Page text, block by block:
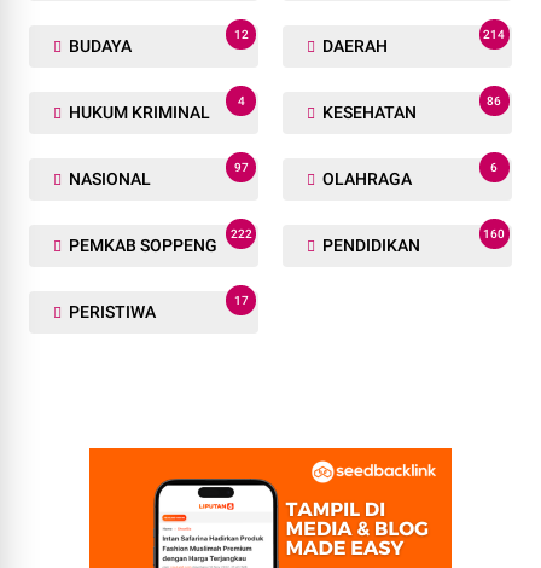
BUDAYA
12
DAERAH
214
HUKUM KRIMINAL
4
KESEHATAN
86
NASIONAL
97
OLAHRAGA
6
PEMKAB SOPPENG
222
PENDIDIKAN
160
PERISTIWA
17